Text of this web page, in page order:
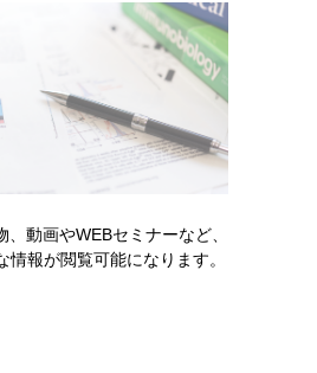
、動画やWEBセミナーなど、
情報が閲覧可能になります。